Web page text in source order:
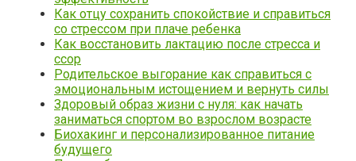
Как отцу сохранить спокойствие и справиться
со стрессом при плаче ребенка
Как восстановить лактацию после стресса и
ссор
Родительское выгорание как справиться с
эмоциональным истощением и вернуть силы
Здоровый образ жизни с нуля: как начать
заниматься спортом во взрослом возрасте
Биохакинг и персонализированное питание
будущего